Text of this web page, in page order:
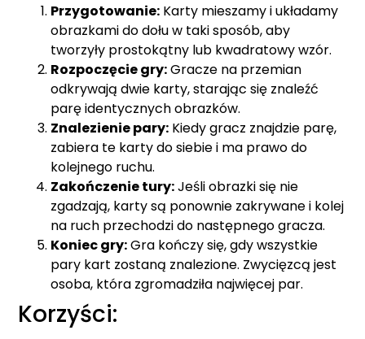
Przygotowanie: Karty mieszamy i układamy
obrazkami do dołu w taki sposób, aby
tworzyły prostokątny lub kwadratowy wzór.
Rozpoczęcie gry:Gracze na przemian
odkrywają dwie karty, starając się znaleźć
parę identycznych obrazków.
Znalezienie pary: Kiedy gracz znajdzie parę,
zabiera te karty do siebie i ma prawo do
kolejnego ruchu.
Zakończenie tury:Jeśli obrazki się nie
zgadzają, karty są ponownie zakrywane i kolej
na ruch przechodzi do następnego gracza.
Koniec gry:Gra kończy się, gdy wszystkie
pary kart zostaną znalezione. Zwycięzcą jest
osoba, która zgromadziła najwięcej par.
Korzyści: